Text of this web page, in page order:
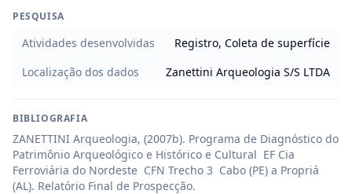
PESQUISA
Atividades desenvolvidas
Registro, Coleta de superfície
Localização dos dados
Zanettini Arqueologia S/S LTDA
BIBLIOGRAFIA
ZANETTINI Arqueologia, (2007b). Programa de Diagnóstico do
Patrimônio Arqueológico e Histórico e Cultural  EF Cia
Ferroviária do Nordeste  CFN Trecho 3  Cabo (PE) a Propriá
(AL). Relatório Final de Prospecção.